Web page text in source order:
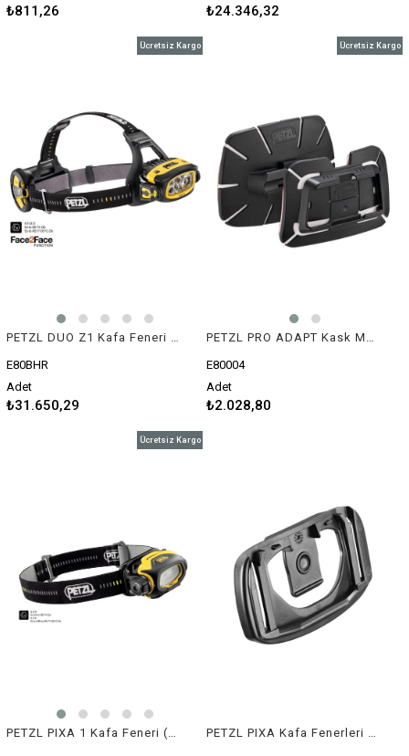
₺811,26 ₺24.346,32
PETZL DUO Z1 Kafa Feneri (360 lümen)
E80BHR
Adet
₺31.650,29
Ücretsiz Kargo
PETZL PRO ADAPT Kask Montaj Aparatı
E80004
Adet
₺2.028,80
Ücretsiz Kargo
Ücretsiz Kargo